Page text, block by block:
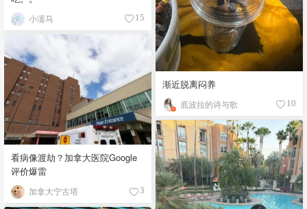
小濡马 15
渐近脱离闷养
底波拉的诗与歌 10
看病像渡劫？加拿大医院Google
评价爆雷
加拿大宁古塔 3